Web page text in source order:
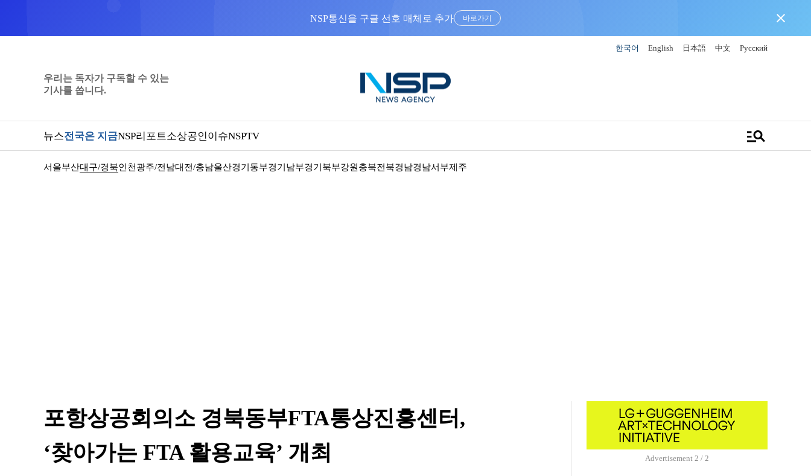
NSP통신을 구글 선호 매체로 추가 바로가기 close
한국어 English 日本語 中文 Русский
우리는 독자가 구독할 수 있는
기사를 씁니다.
뉴스전국은 지금NSP리포트소상공인이슈NSPTV manage_search
서울부산대구/경북인천 광주/전남대전/충남울산경기동부경기남부경기북부강원 충북전북경남경남서부제주
포항상공회의소 경북동부FTA통상진흥센터,
‘찾아가는 FTA 활용교육’ 개최
Advertisement 1 / 2